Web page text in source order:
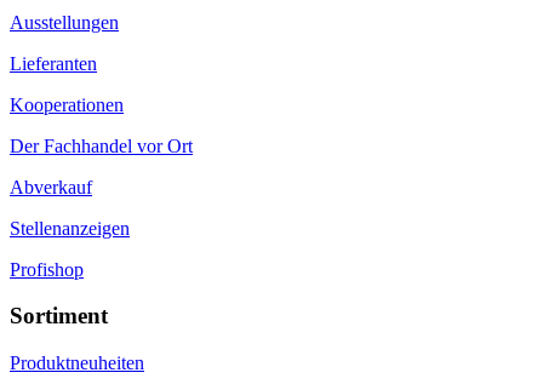
Ausstellungen
Lieferanten
Kooperationen
Der Fachhandel vor Ort
Abverkauf
Stellenanzeigen
Profishop
Sortiment
Produktneuheiten